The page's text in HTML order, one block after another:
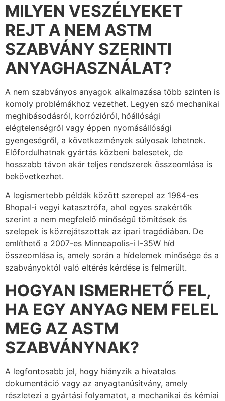
MILYEN VESZÉLYEKET
REJT A NEM ASTM
SZABVÁNY SZERINTI
ANYAGHASZNÁLAT?
A nem szabványos anyagok alkalmazása több szinten is
komoly problémákhoz vezethet. Legyen szó mechanikai
meghibásodásról, korrózióról, hőállósági
elégtelenségről vagy éppen nyomásállósági
gyengeségről, a következmények súlyosak lehetnek.
Előfordulhatnak gyártás közbeni balesetek, de
hosszabb távon akár teljes rendszerek összeomlása is
bekövetkezhet.
A legismertebb példák között szerepel az 1984-es
Bhopal-i vegyi katasztrófa, ahol egyes szakértők
szerint a nem megfelelő minőségű tömítések és
szelepek is közrejátszottak az ipari tragédiában. De
említhető a 2007-es Minneapolis-i I-35W híd
összeomlása is, amely során a hídelemek minősége és a
szabványoktól való eltérés kérdése is felmerült.
HOGYAN ISMERHETŐ FEL,
HA EGY ANYAG NEM FELEL
MEG AZ ASTM
SZABVÁNYNAK?
A legfontosabb jel, hogy hiányzik a hivatalos
dokumentáció vagy az anyagtanúsítvány, amely
részletezi a gyártási folyamatot, a mechanikai és kémiai